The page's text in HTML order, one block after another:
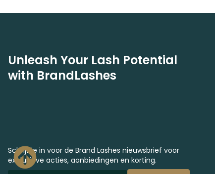
Unleash Your Lash Potential
with BrandLashes
Schrijf je in voor de Brand Lashes nieuwsbrief voor
exclusieve acties, aanbiedingen en korting.